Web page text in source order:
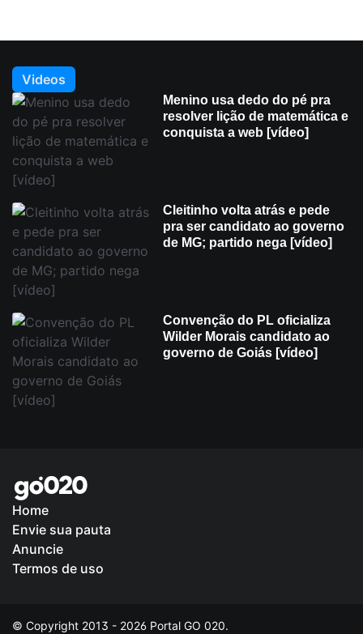
Videos
Menino usa dedo do pé pra
resolver lição de matemática e
conquista a web [vídeo]
Cleitinho volta atrás e pede
pra ser candidato ao governo
de MG; partido nega [vídeo]
Convenção do PL oficializa
Wilder Morais candidato ao
governo de Goiás [vídeo]
Home
Envie sua pauta
Anuncie
Termos de uso
© Copyright 2013 - 2026 Portal GO 020.